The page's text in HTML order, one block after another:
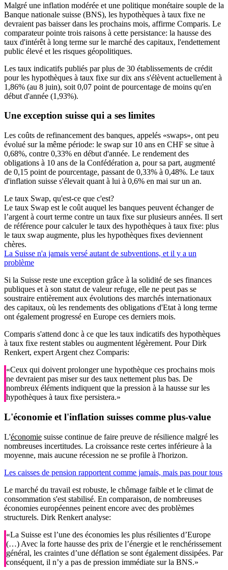
Malgré une inflation modérée et une politique monétaire souple de la
Banque nationale suisse (BNS), les hypothèques à taux fixe ne
devraient pas baisser dans les prochains mois, affirme Comparis. Le
comparateur pointe trois raisons à cette persistance: la hausse des
taux d'intérêt à long terme sur le marché des capitaux, l'endettement
public élevé et les risques géopolitiques.
Les taux indicatifs publiés par plus de 30 établissements de crédit
pour les hypothèques à taux fixe sur dix ans s'élèvent actuellement à
1,86% (au 8 juin), soit 0,07 point de pourcentage de moins qu'en
début d'année (1,93%).
Une exception suisse qui a ses limites
Les coûts de refinancement des banques, appelés «swaps», ont peu
évolué sur la même période: le swap sur 10 ans en CHF se situe à
0,68%, contre 0,33% en début d'année. Le rendement des
obligations à 10 ans de la Confédération a, pour sa part, augmenté
de 0,15 point de pourcentage, passant de 0,33% à 0,48%. Le taux
d'inflation suisse s'élevait quant à lui à 0,6% en mai sur un an.
Le taux Swap, qu'est-ce que c'est?
Le taux Swap est le coût auquel les banques peuvent échanger de
l’argent à court terme contre un taux fixe sur plusieurs années. Il sert
de référence pour calculer le taux des hypothèques à taux fixe: plus
le taux swap augmente, plus les hypothèques fixes deviennent
chères.
La Suisse n'a jamais versé autant de subventions, et il y a un
problème
Si la Suisse reste une exception grâce à la solidité de ses finances
publiques et à son statut de valeur refuge, elle ne peut pas se
soustraire entièrement aux évolutions des marchés internationaux
des capitaux, où les rendements des obligations d'Etat à long terme
ont également progressé en Europe ces derniers mois.
Comparis s'attend donc à ce que les taux indicatifs des hypothèques
à taux fixe restent stables ou augmentent légèrement. Pour Dirk
Renkert, expert Argent chez Comparis:
«Ceux qui doivent prolonger une hypothèque ces prochains mois
ne devraient pas miser sur des taux nettement plus bas. De
nombreux éléments indiquent que la pression à la hausse sur les
hypothèques à taux fixe persistera.»
L'économie et l'inflation suisses comme plus-value
L'économie suisse continue de faire preuve de résilience malgré les
nombreuses incertitudes. La croissance reste certes inférieure à la
moyenne, mais aucune récession ne se profile à l'horizon.
Les caisses de pension rapportent comme jamais, mais pas pour tous
Le marché du travail est robuste, le chômage faible et le climat de
consommation s'est stabilisé. En comparaison, de nombreuses
économies européennes peinent encore avec des problèmes
structurels. Dirk Renkert analyse:
«La Suisse est l’une des économies les plus résilientes d’Europe
(…) Avec la forte hausse des prix de l’énergie et le renchérissement
général, les craintes d’une déflation se sont également dissipées. Par
conséquent, il n’y a pas de pression immédiate sur la BNS.»